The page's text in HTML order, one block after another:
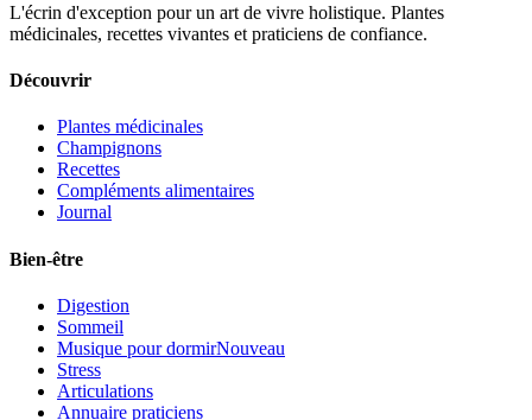
L'écrin d'exception pour un art de vivre holistique. Plantes
médicinales, recettes vivantes et praticiens de confiance.
Découvrir
Plantes médicinales
Champignons
Recettes
Compléments alimentaires
Journal
Bien-être
Digestion
Sommeil
Musique pour dormirNouveau
Stress
Articulations
Annuaire praticiens